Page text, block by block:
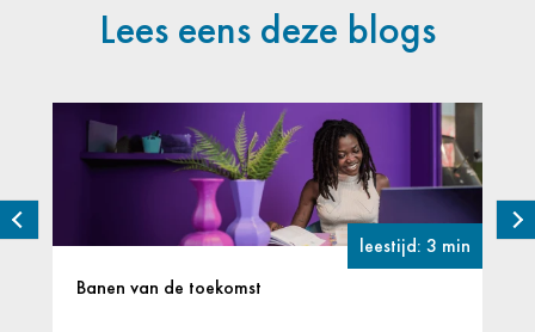
Lees eens deze blogs
leestijd: 3 min
Banen van de toekomst